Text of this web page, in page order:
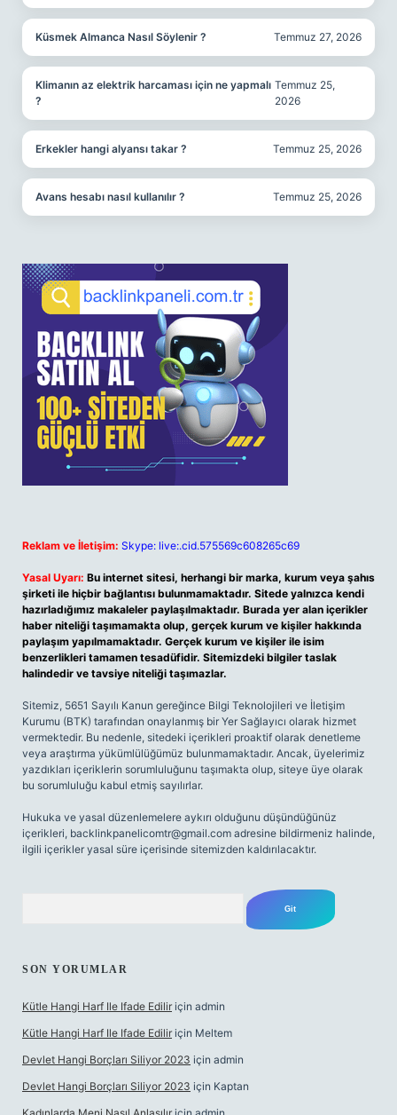
Küsmek Almanca Nasıl Söylenir ? Temmuz 27, 2026
Klimanın az elektrik harcaması için ne yapmalı
?
Temmuz 25,
2026
Erkekler hangi alyansı takar ? Temmuz 25, 2026
Avans hesabı nasıl kullanılır ? Temmuz 25, 2026
Reklam ve İletişim: Skype: live:.cid.575569c608265c69
Yasal Uyarı: Bu internet sitesi, herhangi bir marka, kurum veya şahıs
şirketi ile hiçbir bağlantısı bulunmamaktadır. Sitede yalnızca kendi
hazırladığımız makaleler paylaşılmaktadır. Burada yer alan içerikler
haber niteliği taşımamakta olup, gerçek kurum ve kişiler hakkında
paylaşım yapılmamaktadır. Gerçek kurum ve kişiler ile isim
benzerlikleri tamamen tesadüfidir. Sitemizdeki bilgiler taslak
halindedir ve tavsiye niteliği taşımazlar.
Sitemiz, 5651 Sayılı Kanun gereğince Bilgi Teknolojileri ve İletişim
Kurumu (BTK) tarafından onaylanmış bir Yer Sağlayıcı olarak hizmet
vermektedir. Bu nedenle, sitedeki içerikleri proaktif olarak denetleme
veya araştırma yükümlülüğümüz bulunmamaktadır. Ancak, üyelerimiz
yazdıkları içeriklerin sorumluluğunu taşımakta olup, siteye üye olarak
bu sorumluluğu kabul etmiş sayılırlar.
Hukuka ve yasal düzenlemelere aykırı olduğunu düşündüğünüz
içerikleri, backlinkpanelicomtr@gmail.com adresine bildirmeniz halinde,
ilgili içerikler yasal süre içerisinde sitemizden kaldırılacaktır.
SON YORUMLAR
Kütle Hangi Harf Ile Ifade Edilir için admin
Kütle Hangi Harf Ile Ifade Edilir için Meltem
Devlet Hangi Borçları Siliyor 2023 için admin
Devlet Hangi Borçları Siliyor 2023 için Kaptan